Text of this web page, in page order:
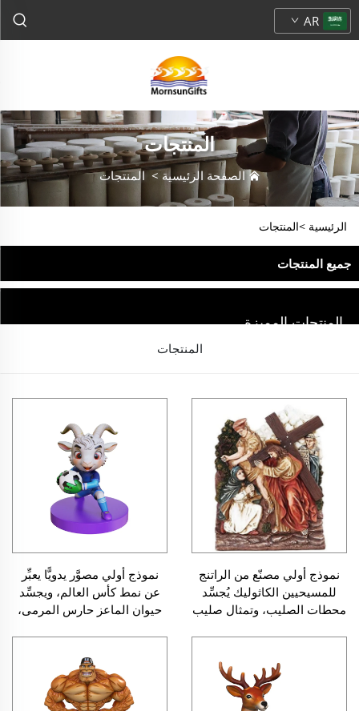
AR
المنتجات
الصفحة الرئيسية>المنتجات
الرئيسية >المنتجات
جميع المنتجات
المنتجات المميزة
المنتجات
نموذج أولي مصنّع من الراتنج
للمسيحيين الكاثوليك يُجسِّد
محطات الصليب، وتمثال صليب
جدارية على شكل لوحة
نموذج أولي مصوَّر يدويًّا يعبِّر
عن نمط كأس العالم، ويجسِّد
حيوان الماعز حارس المرمى،
راقية للسوق الأوروبية